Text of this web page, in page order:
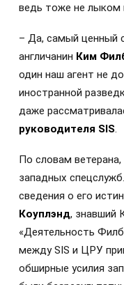
ведь тоже не лыком
– Да, самый ценный
англичанин Ким
один наш агент не
иностранной
даже
руководителя SIS.
По словам
западных
сведения о его
Коуплэнд, знавший
«Деятельность
между SIS и ЦРУ
обширные усилия